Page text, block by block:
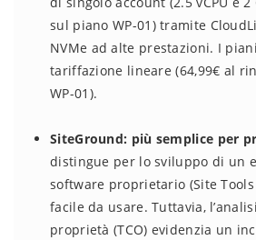
sul piano WP-01) tramite
NVMe ad alte prestazioni. I
tariffazione lineare (64,99€ al
WP-01).
SiteGround: più semplice per
distingue per lo sviluppo di un
software proprietario (Site
facile da usare. Tuttavia,
proprietà (TCO) evidenzia un